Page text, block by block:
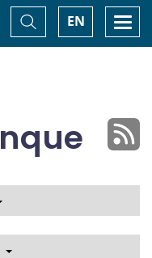
EN
Basculer
la
recherche